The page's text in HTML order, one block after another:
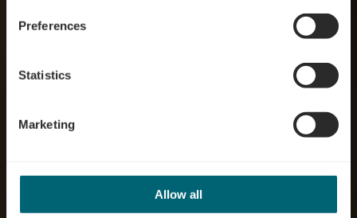
Preferences
Statistics
Marketing
Allow all